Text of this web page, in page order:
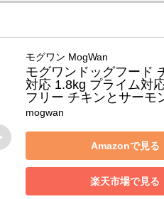
モグワン MogWan
モグワンドッグフード
対応 1.8kg プライム対
フリー チキンとサーモ
mogwan
Amazonで見る
楽天市場で見る